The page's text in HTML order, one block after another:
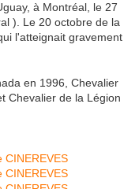
à Montréal, le 27
). Le 20 octobre de la
l'atteignait gravement
en 1996, Chevalier
Chevalier de la Légion